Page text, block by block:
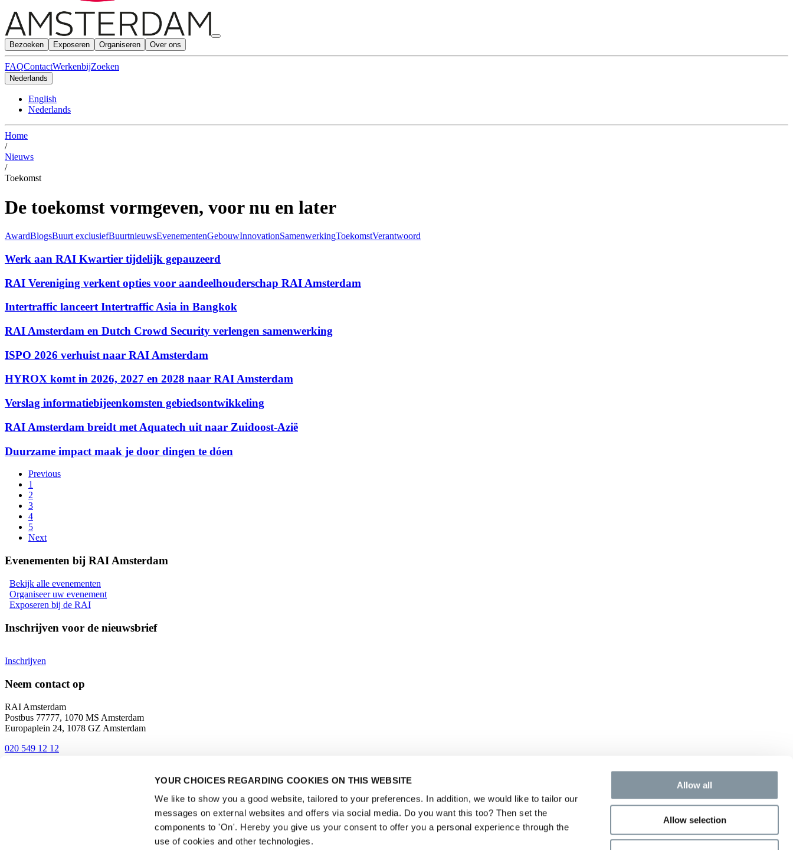
YOUR CHOICES REGARDING COOKIES ON THIS WEBSITE
We like to show you a good website, tailored to your preferences. In addition, we would like to tailor our
messages on external websites and offers via social media. Do you want this too? Then set the
components to 'On'. Hereby you give us your consent to offer you a personal experience through the
use of cookies and other technologies.
Allow all
Allow selection
Bezoeken Exposeren Organiseren Over ons
FAQContactWerkenbijZoeken
Nederlands
English
Nederlands
Home
/
Nieuws
/
Toekomst
De toekomst vormgeven, voor nu en later
AwardBlogsBuurt exclusiefBuurtnieuwsEvenementenGebouwInnovationSamenwerkingToekomstVerantwoord
Werk aan RAI Kwartier tijdelijk gepauzeerd
RAI Vereniging verkent opties voor aandeelhouderschap RAI Amsterdam
Intertraffic lanceert Intertraffic Asia in Bangkok
RAI Amsterdam en Dutch Crowd Security verlengen samenwerking
ISPO 2026 verhuist naar RAI Amsterdam
HYROX komt in 2026, 2027 en 2028 naar RAI Amsterdam
Verslag informatiebijeenkomsten gebiedsontwikkeling
RAI Amsterdam breidt met Aquatech uit naar Zuidoost-Azië
Duurzame impact maak je door dingen te dóen
Previous
1
2
3
4
5
Next
Evenementen bij RAI Amsterdam
Bekijk alle evenementen
Organiseer uw evenement
Exposeren bij de RAI
Inschrijven voor de nieuwsbrief
Inschrijven
Neem contact op
RAI Amsterdam
Postbus 77777, 1070 MS Amsterdam
Europaplein 24, 1078 GZ Amsterdam
020 549 12 12